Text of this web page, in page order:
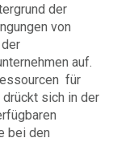
der
von
auf.
für
sich in der
bei den